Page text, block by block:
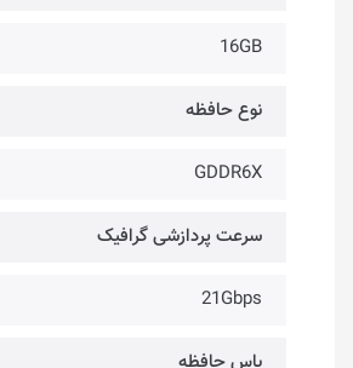
16GB
نوع حافظه
GDDR6X
سرعت پردازشی گرافیک
21Gbps